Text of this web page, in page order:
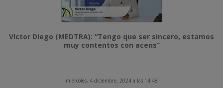
Víctor Diego (MEDTRA): “Tengo que ser sincero, estamos
muy contentos con acens”
miércoles, 4 diciembre, 2024 a las 14:48